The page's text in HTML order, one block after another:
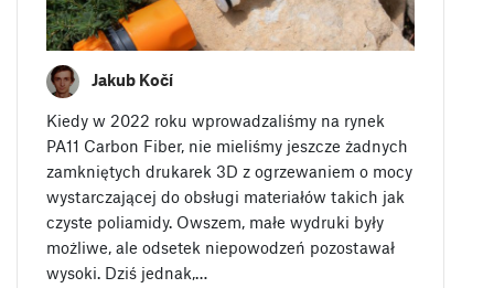
Jakub Kočí
Kiedy w 2022 roku wprowadzaliśmy na rynek
PA11 Carbon Fiber, nie mieliśmy jeszcze żadnych
zamkniętych drukarek 3D z ogrzewaniem o mocy
wystarczającej do obsługi materiałów takich jak
czyste poliamidy. Owszem, małe wydruki były
możliwe, ale odsetek niepowodzeń pozostawał
wysoki. Dziś jednak,…